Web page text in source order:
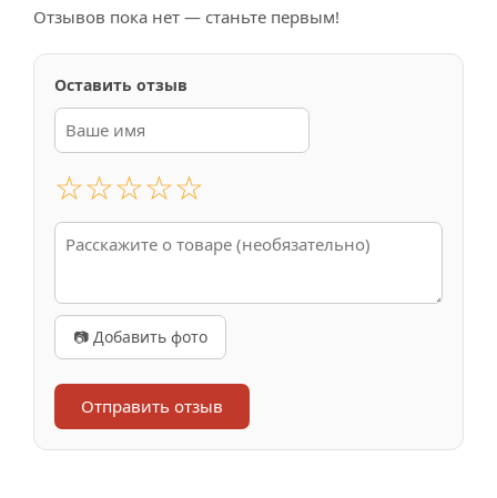
Отзывов пока нет — станьте первым!
Оставить отзыв
☆☆☆☆☆
📷 Добавить фото
Отправить отзыв